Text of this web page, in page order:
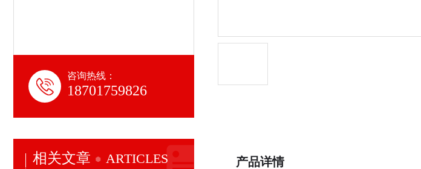
产品详情
咨询热线：
18701759826
相关文章 ARTICLES